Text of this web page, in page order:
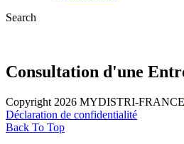
Search
Consultation d'une
Copyright 2026 MYDISTRI-FRANCE
Déclaration de confidentialité
Back To Top